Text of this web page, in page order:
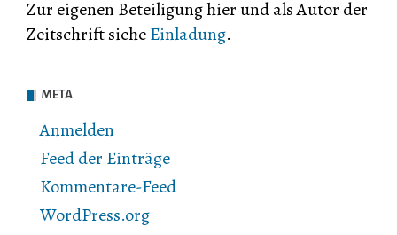
Zur eigenen Beteiligung hier und als Autor der
Zeitschrift sieheEinladung.
META
Anmelden
Feed der Einträge
Kommentare-Feed
WordPress.org